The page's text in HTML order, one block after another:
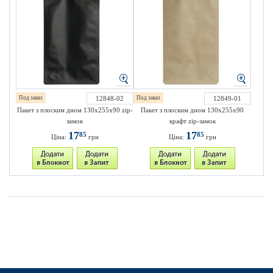
Под заказ
12848-02
Пакет з плоским дном 130х255х90 zip-
замок
Ціна: 1785 грн
Под заказ
12849-01
Пакет з плоским дном 130х255х90
крафт zip-замок
Ціна: 1785 грн